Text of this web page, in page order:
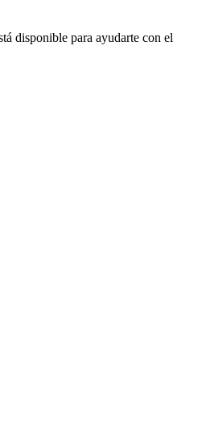
disponible para ayudarte con el